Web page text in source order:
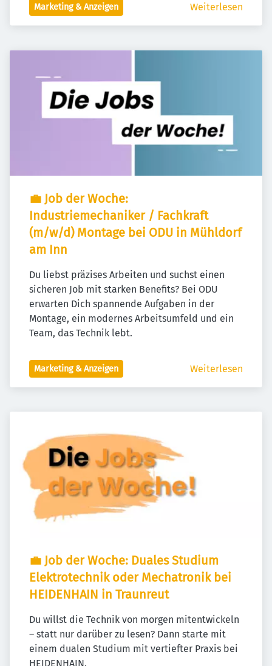
Marketing & Anzeigen Weiterlesen
💼 Job der Woche:
Industriemechaniker / Fachkraft
(m/w/d) Montage bei ODU in Mühldorf
am Inn
Du liebst präzises Arbeiten und suchst einen
sicheren Job mit starken Benefits? Bei ODU
erwarten Dich spannende Aufgaben in der
Montage, ein modernes Arbeitsumfeld und ein
Team, das Technik lebt.
Marketing & Anzeigen Weiterlesen
💼 Job der Woche: Duales Studium
Elektrotechnik oder Mechatronik bei
HEIDENHAIN in Traunreut
Du willst die Technik von morgen mitentwickeln
– statt nur darüber zu lesen? Dann starte mit
einem dualen Studium mit vertiefter Praxis bei
HEIDENHAIN.